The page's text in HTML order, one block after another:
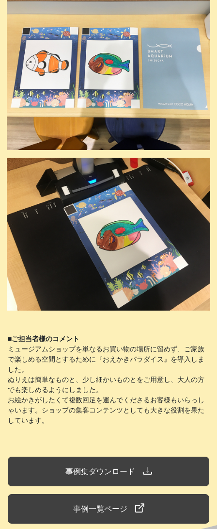
■ご担当者様のコメント
ミュージアムショップを単なるお買い物の場所に留めず、ご家族
で楽しめる空間とするために『おえかきパラダイス』を導入しま
した。
ぬりえは簡単なものと、少し細かいものとをご用意し、大人の方
でも楽しめるようにしました。
お絵かきがしたくて複数回足を運んでくださるお客様もいらっし
ゃいます。ショップの集客コンテンツとしても大きな役割を果た
しています。
事例集ダウンロード
事例一覧ページ